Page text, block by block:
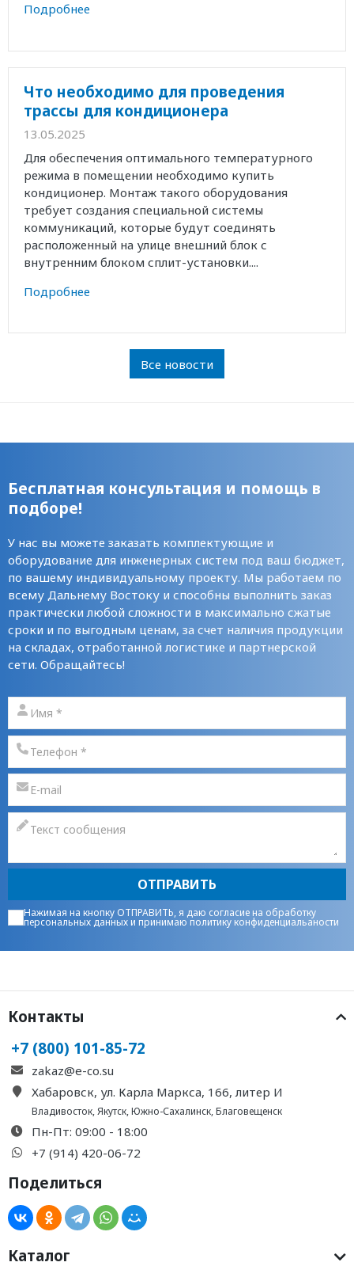
Подробнее
Что необходимо для проведения
трассы для кондиционера
13.05.2025
Для обеспечения оптимального температурного
режима в помещении необходимо купить
кондиционер. Монтаж такого оборудования
требует создания специальной системы
коммуникаций, которые будут соединять
расположенный на улице внешний блок с
внутренним блоком сплит-установки....
Подробнее
Все новости
Бесплатная консультация и помощь в
подборе!
У нас вы можете заказать комплектующие и
оборудование для инженерных систем под ваш бюджет,
по вашему индивидуальному проекту. Мы работаем по
всему Дальнему Востоку и способны выполнить заказ
практически любой сложности в максимально сжатые
сроки и по выгодным ценам, за счет наличия продукции
на складах, отработанной логистике и партнерской
сети. Обращайтесь!
ОТПРАВИТЬ
Нажимая на кнопку ОТПРАВИТЬ, я даю согласие на обработку
персональных данныхи принимаюполитику конфиденциальаности
Контакты
+7 (800) 101-85-72
zakaz@e-co.su
Хабаровск, ул. Карла Маркса, 166, литер И
Владивосток,Якутск,Южно-Сахалинск,Благовещенск
Пн-Пт: 09:00 - 18:00
+7 (914) 420-06-72
Поделиться
Каталог